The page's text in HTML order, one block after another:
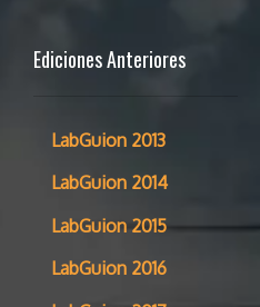
Ediciones Anteriores
LabGuion 2013
LabGuion 2014
LabGuion 2015
LabGuion 2016